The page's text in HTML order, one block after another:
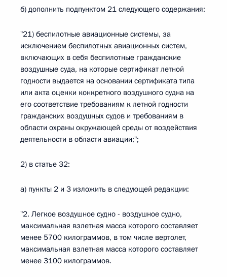
б) дополнить подпунктом 21 следующего содержания:
"21) беспилотные авиационные системы, за
исключением беспилотных авиационных систем,
включающих в себя беспилотные гражданские
воздушные суда, на которые сертификат летной
годности выдается на основании сертификата типа
или акта оценки конкретного воздушного судна на
его соответствие требованиям к летной годности
гражданских воздушных судов и требованиям в
области охраны окружающей среды от воздействия
деятельности в области авиации;";
2) в статье 32:
а) пункты 2 и 3 изложить в следующей редакции:
"2. Легкое воздушное судно - воздушное судно,
максимальная взлетная масса которого составляет
менее 5700 килограммов, в том числе вертолет,
максимальная взлетная масса которого составляет
менее 3100 килограммов.